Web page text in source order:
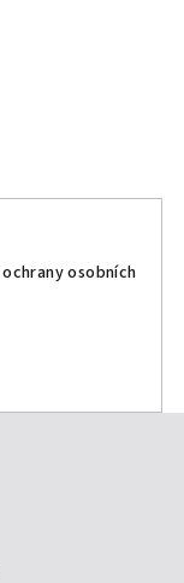
osobních